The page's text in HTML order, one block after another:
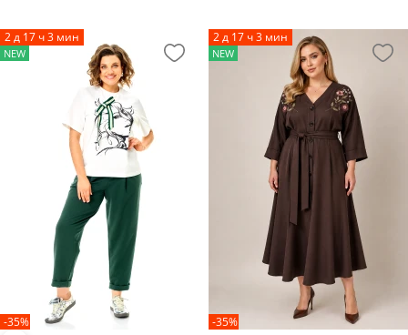
2 д 17 ч 3 мин
NEW
-35%
2 д 17 ч 3 мин
NEW
-35%